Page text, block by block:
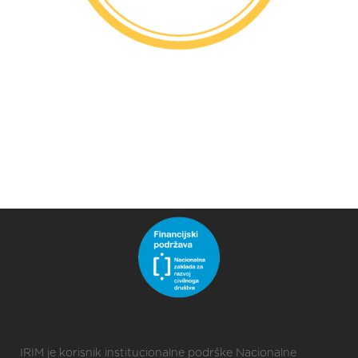
IRIM je korisnik institucionalne podrške Nacionalne